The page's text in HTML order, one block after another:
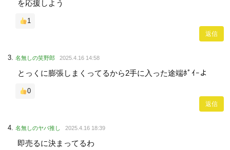
を応援しよう
1
返信
名無しの笑野郎 2025.4.16 14:58
とっくに膨張しまくってるから2手に入った途端ﾎﾟｲｰよ
0
返信
名無しのヤバ推し 2025.4.16 18:39
即売るに決まってるわ